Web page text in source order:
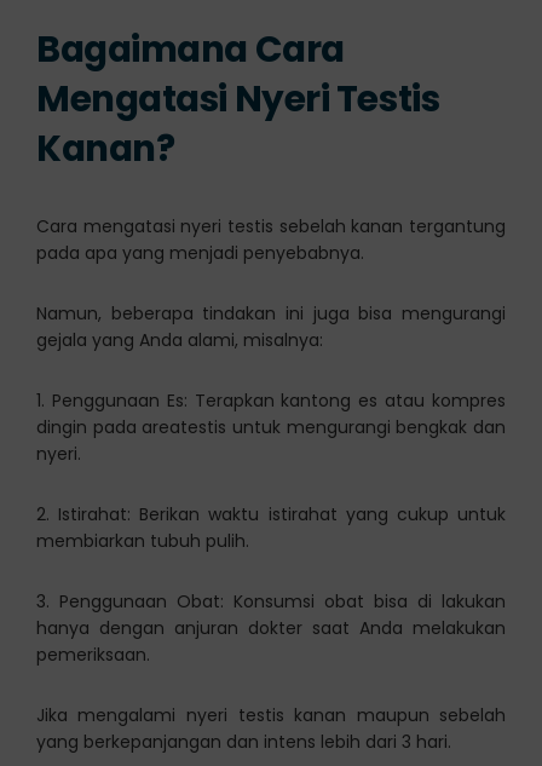
Bagaimana Cara
Mengatasi Nyeri Testis
Kanan?
Cara mengatasi nyeri testis sebelah kanan tergantung
pada apa yang menjadi penyebabnya.
Namun, beberapa tindakan ini juga bisa mengurangi
gejala yang Anda alami, misalnya:
1. Penggunaan Es: Terapkan kantong es atau kompres
dingin pada areatestis untuk mengurangi bengkak dan
nyeri.
2. Istirahat: Berikan waktu istirahat yang cukup untuk
membiarkan tubuh pulih.
3. Penggunaan Obat: Konsumsi obat bisa di lakukan
hanya dengan anjuran dokter saat Anda melakukan
pemeriksaan.
Jika mengalami nyeri testis kanan maupun sebelah
yang berkepanjangan dan intens lebih dari 3 hari.